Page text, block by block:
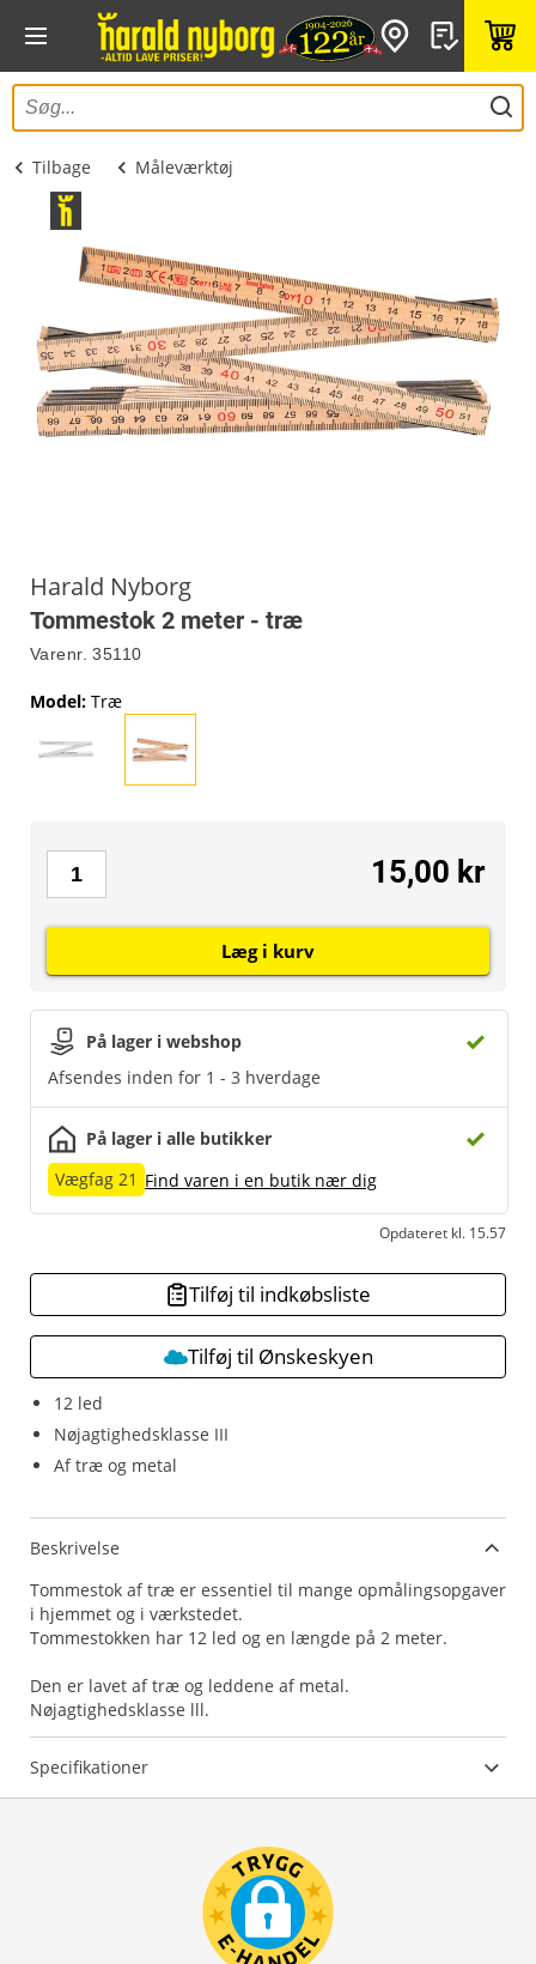
Tilbage Måleværktøj
Harald Nyborg
Tommestok 2 meter - træ
Varenr. 35110
12 led
Nøjagtighedsklasse III
Af træ og metal
Model: Træ
På lager i webshop
Afsendes inden for 1 - 3 hverdage
På lager i alle butikker
Vægfag 21 Find varen i en butik nær dig
Opdateret kl. 15.57
15,00 kr
Læg i kurv
Tilføj til indkøbsliste
Tilføj til Ønskeskyen
Beskrivelse
Tommestok af træ er essentiel til mange opmålingsopgaver
i hjemmet og i værkstedet.
Tommestokken har 12 led og en længde på 2 meter.
Den er lavet af træ og leddene af metal.
Nøjagtighedsklasse lll.
Specifikationer